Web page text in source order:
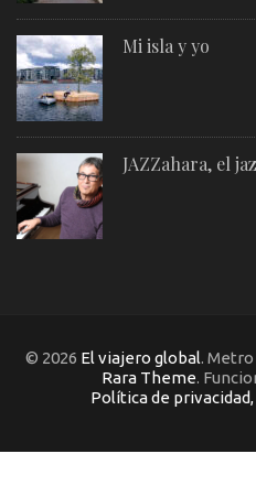
Mi isla y yo
JAZZahara, el
© 2026 El viajero global.
Rara Theme.
Política de